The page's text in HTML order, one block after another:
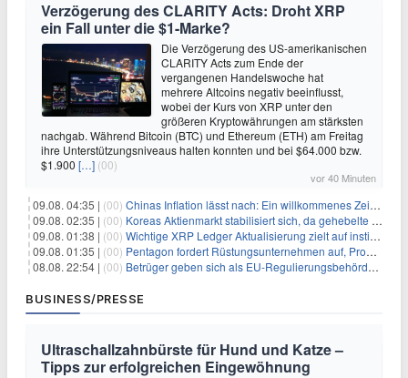
Verzögerung des CLARITY Acts: Droht XRP
ein Fall unter die $1-Marke?
Die Verzögerung des US-amerikanischen
CLARITY Acts zum Ende der
vergangenen Handelswoche hat
mehrere Altcoins negativ beeinflusst,
wobei der Kurs von XRP unter den
größeren Kryptowährungen am stärksten
nachgab. Während Bitcoin (BTC) und Ethereum (ETH) am Freitag
ihre Unterstützungsniveaus halten konnten und bei $64.000 bzw.
$1.900 […] (00)
vor 40 Minuten
09.08. 04:35 | (00) Chinas Inflation lässt nach: Ein willkommenes Zeichen für Investoren angesichts der Folgen des Öl-Schocks
09.08. 02:35 | (00) Koreas Aktienmarkt stabilisiert sich, da gehebelte Positionen abgebaut werden
09.08. 01:38 | (00) Wichtige XRP Ledger Aktualisierung zielt auf institutionelle Akzeptanz ab
09.08. 01:35 | (00) Pentagon fordert Rüstungsunternehmen auf, Produktion angesichts eskalierender globaler Spannungen zu steigern
08.08. 22:54 | (00) Betrüger geben sich als EU-Regulierungsbehörden aus, um Krypto-Nutzer nach MiCA-Deadline ins Visier zu nehmen
BUSINESS/PRESSE
Ultraschallzahnbürste für Hund und Katze –
Tipps zur erfolgreichen Eingewöhnung